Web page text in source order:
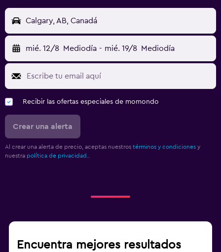
Calgary, AB, Canadá
mié. 12/8 Mediodía - mié. 19/8 Mediodía
Recibir las ofertas especiales de momondo
Crear una alerta
Al crear una alerta de precio, aceptas nuestros términos y condiciones y
nuestra política de privacidad..
Encuentra mejores resultados